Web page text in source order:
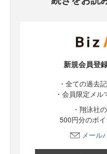
新規会員登
・全ての過去
・会員限定メ
・翔泳社
500円分のポ
メール